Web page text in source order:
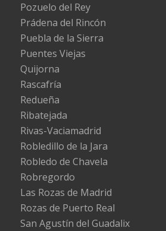
Pozuelo del Rey
Prádena del Rincón
Puebla de la Sierra
Puentes Viejas
Quijorna
Rascafría
Redueña
Ribatejada
Rivas-Vaciamadrid
Robledillo de la Jara
Robledo de Chavela
Robregordo
Las Rozas de Madrid
Rozas de Puerto Real
San Agustín del Guadalix